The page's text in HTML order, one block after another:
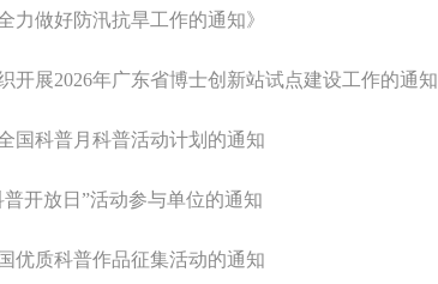
力做好防汛抗旱工作的通知》
开展2026年广东省博士创新站试点建设工作的通知
国科普月科普活动计划的通知
开放日”活动参与单位的通知
优质科普作品征集活动的通知